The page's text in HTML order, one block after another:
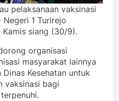
pelaksanaan vaksinasi
1 Turirejo
Kamis siang (30/9).
organisasi
masyarakat lainnya
Kesehatan untuk
vaksinasi bagi